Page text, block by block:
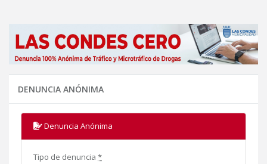
DENUNCIA ANÓNIMA
Denuncia Anónima
Tipo de denuncia *